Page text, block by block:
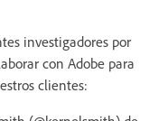
investigadores por
con Adobe para
clientes: